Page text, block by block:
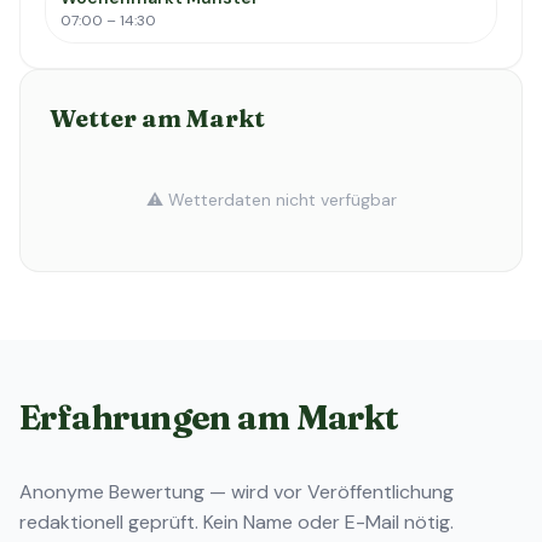
07:00 – 14:30
Wetter am Markt
⚠️ Wetterdaten nicht verfügbar
Erfahrungen am Markt
Anonyme Bewertung — wird vor Veröffentlichung
redaktionell geprüft. Kein Name oder E-Mail nötig.